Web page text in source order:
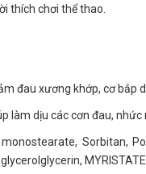
thích chơi thể thao.
đau xương khớp, cơ bắp
làm dịu các cơn đau,
Sorbitan,